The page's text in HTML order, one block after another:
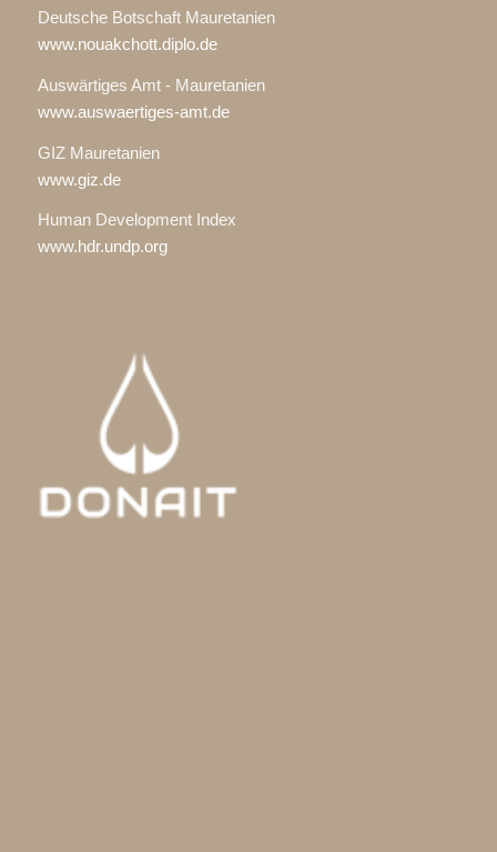
Deutsche Botschaft Mauretanien
www.nouakchott.diplo.de
Auswärtiges Amt - Mauretanien
www.auswaertiges-amt.de
GIZ Mauretanien
www.giz.de
Human Development Index
www.hdr.undp.org